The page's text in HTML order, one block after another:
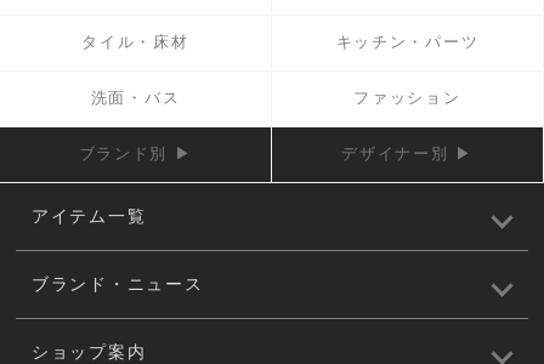
タイル・床材 キッチン・パーツ
洗面・バス ファッション
ブランド別 ▶ デザイナー別 ▶
アイテム一覧
ブランド・ニュース
ショップ案内